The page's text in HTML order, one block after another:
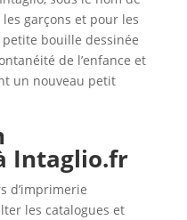
garçons et pour les
bouille dessinée
de l’enfance et
un nouveau petit
Intaglio.fr
d’imprimerie
les catalogues et